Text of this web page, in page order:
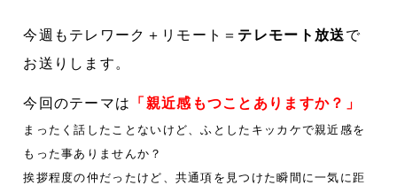
今週もテレワーク＋リモート＝ テレモート放送 で
お送りします。
今回のテーマは 「親近感もつことありますか？」
まったく話したことないけど、ふとしたキッカケで親近感を
もった事ありませんか？
挨拶程度の仲だったけど、共通項を見つけた瞬間に一気に距